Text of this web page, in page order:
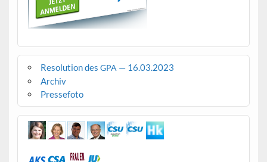
Resolution des GPA — 16.03.2023
Archiv
Pressefoto